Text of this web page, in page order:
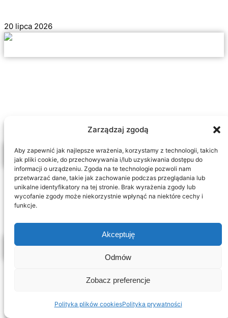
Zarządzaj zgodą
Aby zapewnić jak najlepsze wrażenia, korzystamy z technologii, takich
jak pliki cookie, do przechowywania i/lub uzyskiwania dostępu do
informacji o urządzeniu. Zgoda na te technologie pozwoli nam
przetwarzać dane, takie jak zachowanie podczas przeglądania lub
unikalne identyfikatory na tej stronie. Brak wyrażenia zgody lub
wycofanie zgody może niekorzystnie wpłynąć na niektóre cechy i
funkcje.
Akceptuję
Odmów
Zobacz preferencje
Polityka plików cookiesPolityka prywatności
20 lipca 2026
Oviedo – co zobaczyć? Przewodnik po
stolicy Asturii
Cangas de Onís zwiedzanie – most,